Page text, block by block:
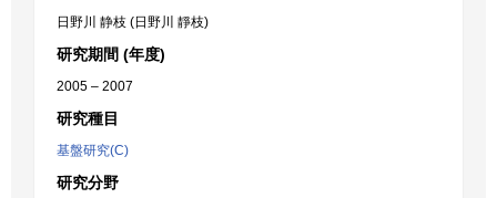
日野川 静枝 (日野川 靜枝)
研究期間 (年度)
2005 – 2007
研究種目
基盤研究(C)
研究分野